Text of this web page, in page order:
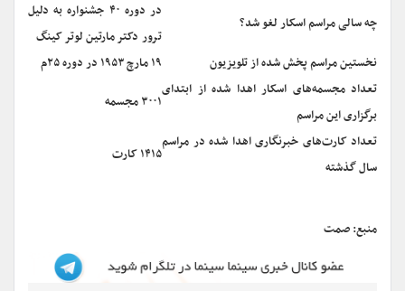
چه سالی مراسم اسکار لغو شد؟
در دوره ۴۰ جشنواره به دلیل
ترور دکتر مارتین لوتر کینگ
نخستین مراسم پخش شده از تلویزیون
۱۹ مارچ ۱۹۵۳ در دوره ۲۵م
تعداد مجسمه‌های اسکار اهدا شده از ابتدای
برگزاری این مراسم
۳۰۰۱ مجسمه
تعداد کارت‌های خبرنگاری اهدا شده در مراسم
سال گذشته
۱۴۱۵ کارت
منبع: صمت